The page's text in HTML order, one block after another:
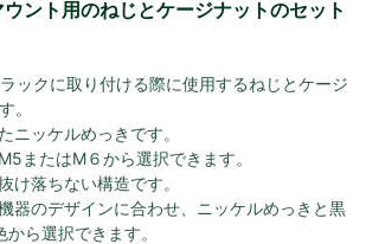
ント用のねじとケージナットのセット
ックに取り付ける際に使用するねじとケージ
。
ッケルめっきです。
またはM６から選択できます。
落ちない構造です。
器のデザインに合わせ、ニッケルめっきと黒
ら選択できます。